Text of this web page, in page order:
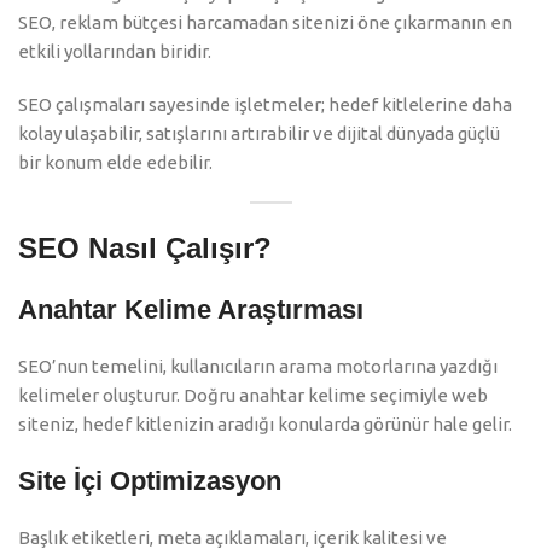
SEO, reklam bütçesi harcamadan sitenizi öne çıkarmanın en
etkili yollarından biridir.
SEO çalışmaları sayesinde işletmeler; hedef kitlelerine daha
kolay ulaşabilir, satışlarını artırabilir ve dijital dünyada güçlü
bir konum elde edebilir.
SEO Nasıl Çalışır?
Anahtar Kelime Araştırması
SEO’nun temelini, kullanıcıların arama motorlarına yazdığı
kelimeler oluşturur. Doğru anahtar kelime seçimiyle web
siteniz, hedef kitlenizin aradığı konularda görünür hale gelir.
Site İçi Optimizasyon
Başlık etiketleri, meta açıklamaları, içerik kalitesi ve